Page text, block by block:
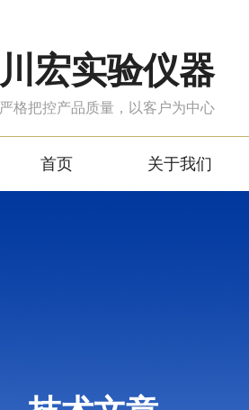
川宏实验仪器
严格把控产品质量，以客户为中心
首页 关于我们